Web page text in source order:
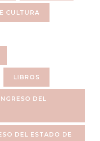
CULTURA
LIBROS
DEL
DEL ESTADO DE